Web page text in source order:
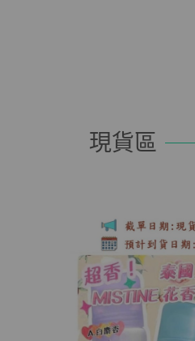
現貨區